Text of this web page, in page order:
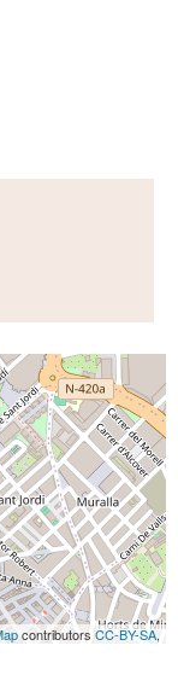
contributors CC-BY-SA,